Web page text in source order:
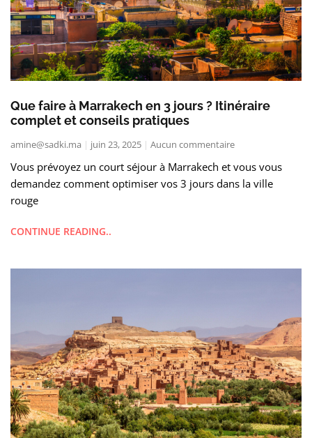
Que faire à Marrakech en 3 jours ? Itinéraire
complet et conseils pratiques
amine@sadki.ma juin 23, 2025 Aucun commentaire
Vous prévoyez un court séjour à Marrakech et vous vous
demandez comment optimiser vos 3 jours dans la ville
rouge
CONTINUE READING..